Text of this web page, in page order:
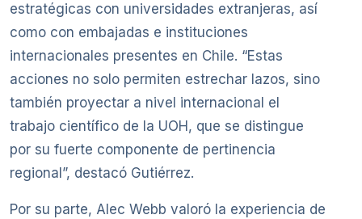
estratégicas con universidades extranjeras, así
como con embajadas e instituciones
internacionales presentes en Chile. “Estas
acciones no solo permiten estrechar lazos, sino
también proyectar a nivel internacional el
trabajo científico de la UOH, que se distingue
por su fuerte componente de pertinencia
regional”, destacó Gutiérrez.
Por su parte, Alec Webb valoró la experiencia de